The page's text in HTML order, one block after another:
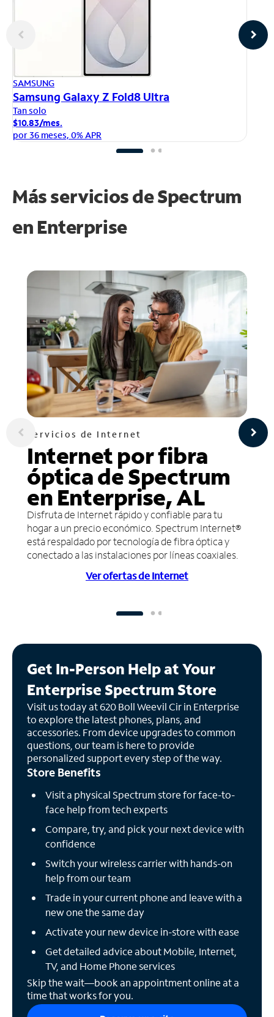
SAMSUNG
Samsung Galaxy Z Fold8 Ultra
Tan solo
$10.83/mes.
por 36 meses, 0% APR
Más servicios de Spectrum
en Enterprise
Servicios de Internet
Internet por fibra
óptica de Spectrum
en Enterprise, AL
Disfruta de Internet rápido y confiable para tu
hogar a un precio económico. Spectrum Internet®
está respaldado por tecnología de fibra óptica y
conectado a las instalaciones por líneas coaxiales.
Ver ofertas de Internet
Get In-Person Help at Your
Enterprise Spectrum Store
Visit us today at 620 Boll Weevil Cir in Enterprise
to explore the latest phones, plans, and
accessories. From device upgrades to common
questions, our team is here to provide
personalized support every step of the way.
Store Benefits
Visit a physical Spectrum store for face-to-
face help from tech experts
Compare, try, and pick your next device with
confidence
Switch your wireless carrier with hands-on
help from our team
Trade in your current phone and leave with a
new one the same day
Activate your new device in-store with ease
Get detailed advice about Mobile, Internet,
TV, and Home Phone services
Skip the wait—book an appointment online at a
time that works for you.